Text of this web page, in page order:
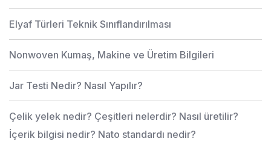
Elyaf Türleri Teknik Sınıflandırılması
Nonwoven Kumaş, Makine ve Üretim Bilgileri
Jar Testi Nedir? Nasıl Yapılır?
Çelik yelek nedir? Çeşitleri nelerdir? Nasıl üretilir?
İçerik bilgisi nedir? Nato standardı nedir?